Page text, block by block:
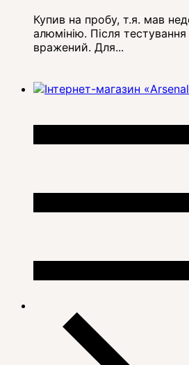
Купив на пробу, т.я. мав
алюмінію. Після
вражений. Для...